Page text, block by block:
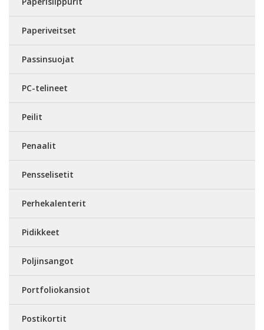
Paperiveitset
Passinsuojat
PC-telineet
Peilit
Penaalit
Pensselisetit
Perhekalenterit
Pidikkeet
Poljinsangot
Portfoliokansiot
Postikortit